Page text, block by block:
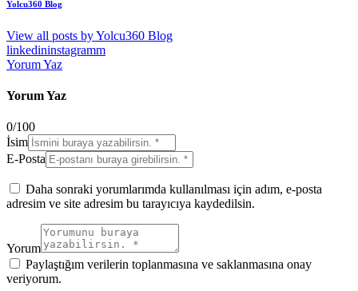
Yolcu360 Blog
View all posts byYolcu360 Blog
linkedininstagramm
Yorum Yaz
Yorum Yaz
0/100
İsim
E-Posta
Daha sonraki yorumlarımda kullanılması için adım, e-posta
adresim ve site adresim bu tarayıcıya kaydedilsin.
Yorum
Paylaştığım verilerin toplanmasına ve saklanmasına onay
veriyorum.